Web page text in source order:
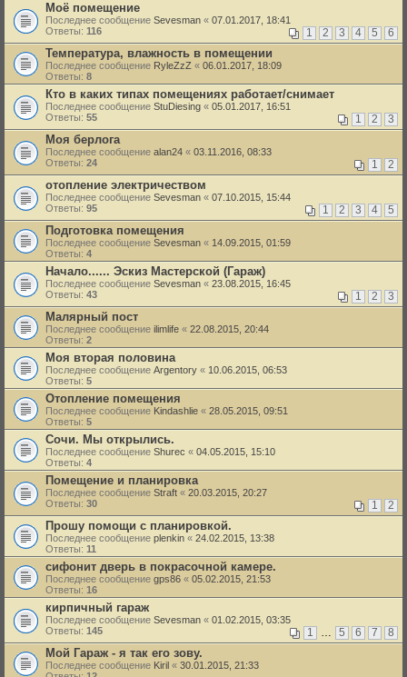
Моё помещение
Последнее сообщение Sevesman « 07.01.2017, 18:41
Ответы: 116 1 2 3 4 5 6
Температура, влажность в помещении
Последнее сообщение RyleZzZ « 06.01.2017, 18:09
Ответы: 8
Кто в каких типах помещениях работает/снимает
Последнее сообщение StuDiesing « 05.01.2017, 16:51
Ответы: 55 1 2 3
Моя берлога
Последнее сообщение alan24 « 03.11.2016, 08:33
Ответы: 24 1 2
отопление электричеством
Последнее сообщение Sevesman « 07.10.2015, 15:44
Ответы: 95 1 2 3 4 5
Подготовка помещения
Последнее сообщение Sevesman « 14.09.2015, 01:59
Ответы: 4
Начало...... Эскиз Мастерской (Гараж)
Последнее сообщение Sevesman « 23.08.2015, 16:45
Ответы: 43 1 2 3
Малярный пост
Последнее сообщение ilimlife « 22.08.2015, 20:44
Ответы: 2
Моя вторая половина
Последнее сообщение Argentory « 10.06.2015, 06:53
Ответы: 5
Отопление помещения
Последнее сообщение Kindashlie « 28.05.2015, 09:51
Ответы: 5
Сочи. Мы открылись.
Последнее сообщение Shurec « 04.05.2015, 15:10
Ответы: 4
Помещение и планировка
Последнее сообщение Straft « 20.03.2015, 20:27
Ответы: 30 1 2
Прошу помощи с планировкой.
Последнее сообщение plenkin « 24.02.2015, 13:38
Ответы: 11
сифонит дверь в покрасочной камере.
Последнее сообщение gps86 « 05.02.2015, 21:53
Ответы: 16
кирпичный гараж
Последнее сообщение Sevesman « 01.02.2015, 03:35
Ответы: 145 1 … 5 6 7 8
Мой Гараж - я так его зову.
Последнее сообщение Kiril « 30.01.2015, 21:33